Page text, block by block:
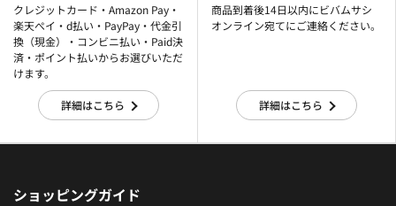
クレジットカード・Amazon Pay・
楽天ぺイ・d払い・PayPay・代金引
換（現金）・コンビニ払い・Paid決
済・ポイント払いからお選びいただ
けます。
詳細はこちら
商品到着後14日以内にビバムサシ
オンライン宛てにご連絡ください。
詳細はこちら
ショッピングガイド